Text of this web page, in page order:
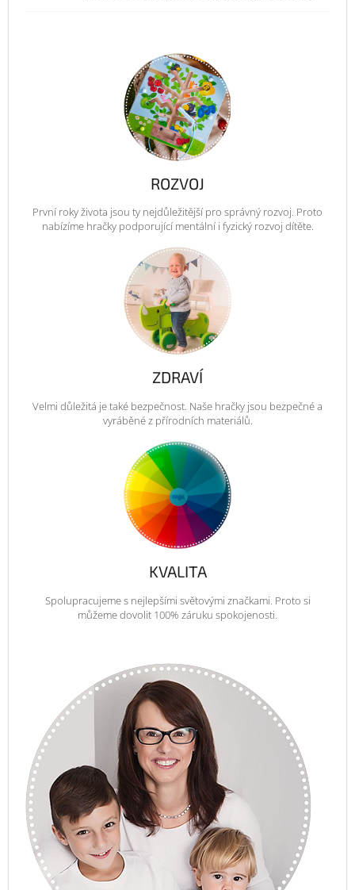
ROZVOJ
První roky života jsou ty nejdůležitější pro správný rozvoj. Proto
nabízíme hračky podporující mentální i fyzický rozvoj dítěte.
ZDRAVÍ
Velmi důležitá je také bezpečnost. Naše hračky jsou bezpečné a
vyráběné z přírodních materiálů.
KVALITA
Spolupracujeme s nejlepšími světovými značkami. Proto si
můžeme dovolit 100% záruku spokojenosti.